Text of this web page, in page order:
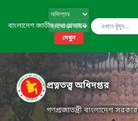
বাংলাদেশ জাতীয় তথ্য বাতায়ন
দেখুন
প্রত্নতত্ত্ব অধিদপ্তর
গণপ্রজাতন্ত্রী বাংলাদেশ সরকার